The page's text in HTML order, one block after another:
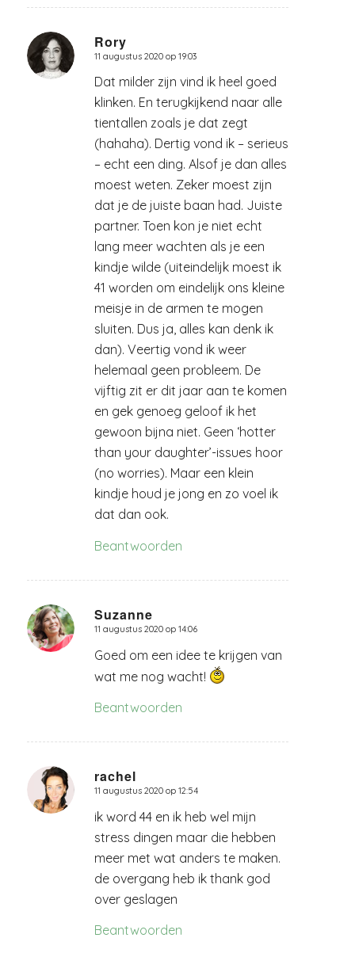
Rory
zegt:
11 augustus 2020 op 19:03
Dat milder zijn vind ik heel goed
klinken. En terugkijkend naar alle
tientallen zoals je dat zegt
(hahaha). Dertig vond ik – serieus
– echt een ding. Alsof je dan alles
moest weten. Zeker moest zijn
dat je de juiste baan had. Juiste
partner. Toen kon je niet echt
lang meer wachten als je een
kindje wilde (uiteindelijk moest ik
41 worden om eindelijk ons kleine
meisje in de armen te mogen
sluiten. Dus ja, alles kan denk ik
dan). Veertig vond ik weer
helemaal geen probleem. De
vijftig zit er dit jaar aan te komen
en gek genoeg geloof ik het
gewoon bijna niet. Geen ‘hotter
than your daughter’-issues hoor
(no worries). Maar een klein
kindje houd je jong en zo voel ik
dat dan ook.
Beantwoorden
Suzanne
zegt:
11 augustus 2020 op 14:06
Goed om een idee te krijgen van
wat me nog wacht!
Beantwoorden
rachel
zegt:
11 augustus 2020 op 12:54
ik word 44 en ik heb wel mijn
stress dingen maar die hebben
meer met wat anders te maken.
de overgang heb ik thank god
over geslagen
Beantwoorden